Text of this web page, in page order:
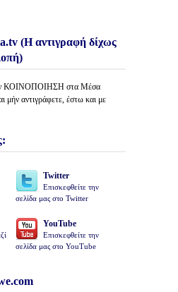
(Η αντιγραφή δίχως
ΚΟΙΝΟΠΟΙΗΣΗ στα Μέσα
μήν αντιγράφετε, έστω και με
Twitter
Επισκεφθείτε την
σελίδα μας στο Twitter
YouTube
Επισκεφθείτε την
σελίδα μας στο YouTube